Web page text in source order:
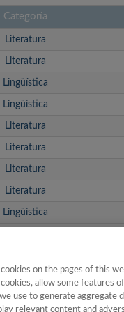
Categoría
Literatura
Literatura
Lingüística
Lingüística
Literatura
Literatura
Literatura
Literatura
Lingüística
on the pages of this
allow some features
use to generate aggregate
relevant content and